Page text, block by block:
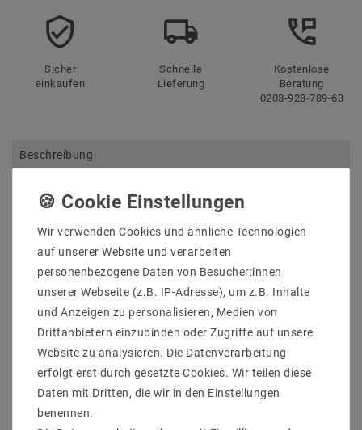
Sicher
einkaufen
Schnelle
Lieferung
Kostenlose
Beratung
0203-928-789-63
Beschreibung
VENTA Stehleuchte, mattschwarz - chrom, LED nicht
austauschbar, Lichtaustritt direkt, IP30
Hersteller: Helestra
Artikle Nr: 17/1505.22
Lichtfarb: 2800K
Werkstoff_Abdeckung: Acryldiffusor satiniert
EEK: D
Wir verwenden Cookies und ähnliche Technologien
auf unserer Website und verarbeiten
personenbezogene Daten von Besucher:innen
unserer Webseite (z.B. IP-Adresse), um z.B. Inhalte
und Anzeigen zu personalisieren, Medien von
Drittanbietern einzubinden oder Zugriffe auf unsere
Website zu analysieren. Die Datenverarbeitung
erfolgt erst durch gesetzte Cookies. Wir teilen diese
Daten mit Dritten, die wir in den Einstellungen
benennen.